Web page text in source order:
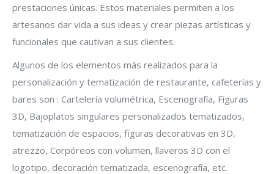
prestaciones únicas. Estos materiales permiten a los
artesanos dar vida a sus ideas y crear piezas artísticas y
funcionales que cautivan a sus clientes.
Algunos de los elementos más realizados para la
personalización y tematización de restaurante, cafeterías y
bares son : Cartelería volumétrica, Escenografía, Figuras
3D, Bajoplatos singulares personalizados tematizados,
tematización de espacios, figuras decorativas en 3D,
atrezzo, Corpóreos con volumen, llaveros 3D con el
logotipo, decoración tematizada, escenografía, etc.